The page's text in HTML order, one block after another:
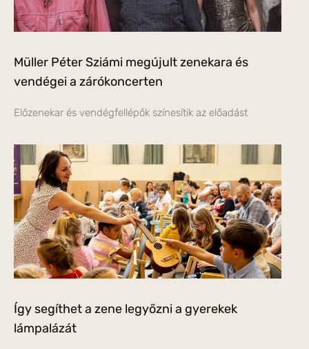
Müller Péter Sziámi megújult zenekara és
vendégei a zárókoncerten
Előzenekar és vendégfellépők színesítik az előadást
Így segíthet a zene legyőzni a gyerekek
lámpalázát